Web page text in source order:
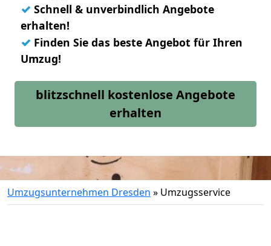
✓ Schnell & unverbindlich Angebote
erhalten!
✓ Finden Sie das beste Angebot für Ihren
Umzug!
blitzschnell kostenlose Angebote
erhalten
Umzugsunternehmen Dresden » Umzugsservice